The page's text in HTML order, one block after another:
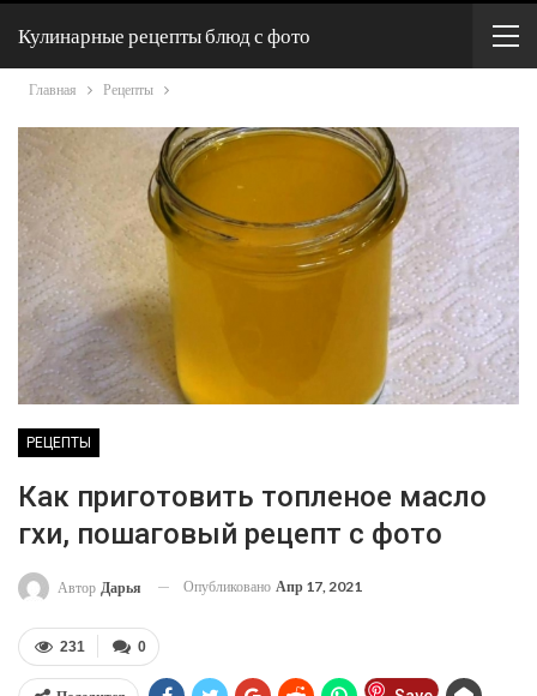
Кулинарные рецепты блюд с фото
Главная Рецепты
РЕЦЕПТЫ
Как приготовить топленое масло
гхи, пошаговый рецепт с фото
Автор Дарья Опубликовано Апр 17, 2021
0
231